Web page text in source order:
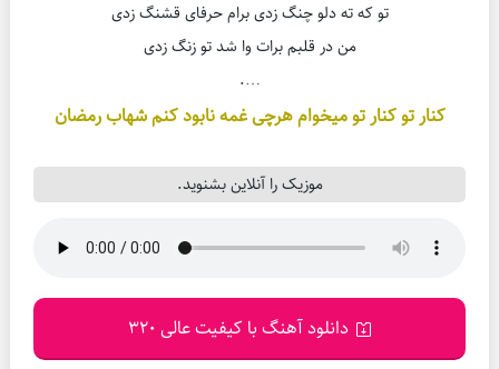
تو که ته دلو چنگ زدی برام حرفای قشنگ زدی
من در قلبم برات وا شد تو زنگ زدی
….
کنار تو کنار تو میخوام هرچی غمه نابود کنم شهاب رمضان
موزیک را آنلاین بشنوید.
دانلود آهنگ با کیفیت عالی 320